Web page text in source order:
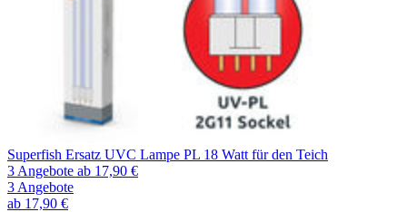
Superfish Ersatz UVC Lampe PL 18 Watt für den Teich
3 Angebote ab 17,90 €
3 Angebote
ab 17,90 €